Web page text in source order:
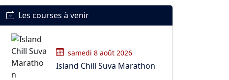
Les courses à venir
samedi 8 août 2026
Island Chill Suva Marathon